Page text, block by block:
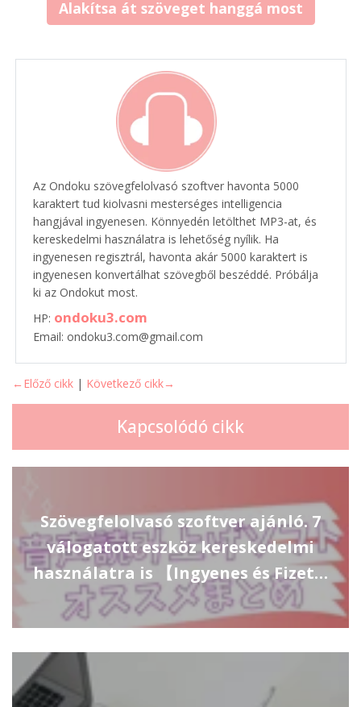
Alakítsa át szöveget hanggá most
Az Ondoku szövegfelolvasó szoftver havonta 5000
karaktert tud kiolvasni mesterséges intelligencia
hangjával ingyenesen. Könnyedén letölthet MP3-at, és
kereskedelmi használatra is lehetőség nyílik. Ha
ingyenesen regisztrál, havonta akár 5000 karaktert is
ingyenesen konvertálhat szövegből beszéddé. Próbálja
ki az Ondokut most.
HP: ondoku3.com
Email: ondoku3.com@gmail.com
←Előző cikk | Következő cikk→
Kapcsolódó cikk
Szövegfelolvasó szoftver ajánló. 7
válogatott eszköz kereskedelmi
használatra is 【Ingyenes és Fizet…